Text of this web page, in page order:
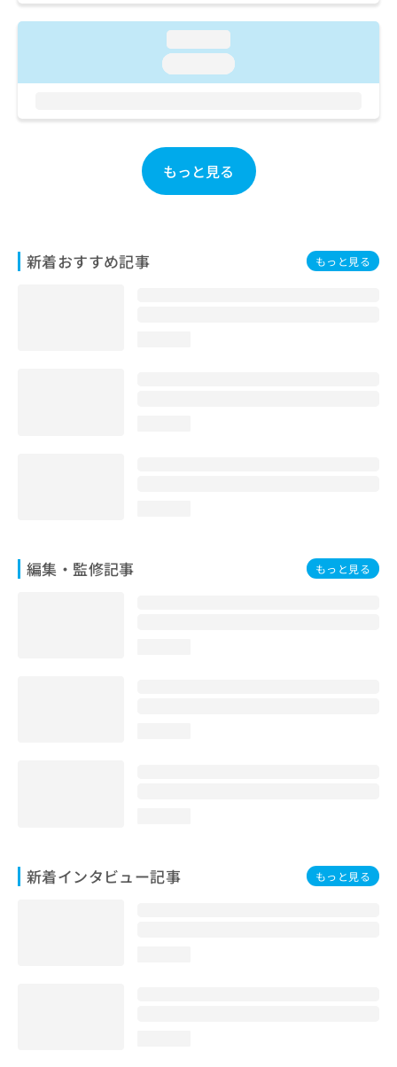
もっと見る
新着おすすめ記事 もっと見る
編集・監修記事 もっと見る
新着インタビュー記事 もっと見る
わ
は